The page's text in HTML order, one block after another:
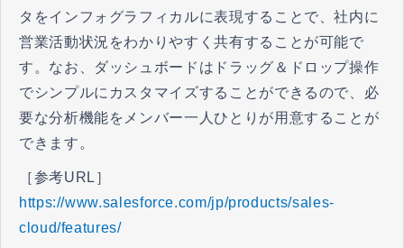
タをインフォグラフィカルに表現することで、社内に
営業活動状況をわかりやすく共有することが可能で
す。なお、ダッシュボードはドラッグ＆ドロップ操作
でシンプルにカスタマイズすることができるので、必
要な分析機能をメンバー一人ひとりが用意することが
できます。
［参考URL］
https://www.salesforce.com/jp/products/sales-
cloud/features/